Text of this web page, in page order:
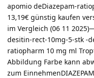
apomio deDiazepam-
13,19€ günstig kaufen
im Vergleich (06 11
desitin-rect-10mg-5-stk -
ratiopharm 10 mg ml
Abbildung Farbe kann
zum